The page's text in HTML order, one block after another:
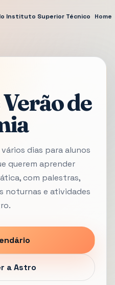
Instituto Superior Técnico Home
de
dias para alunos
querem aprender
com palestras,
noturnas e atividades
a Astro